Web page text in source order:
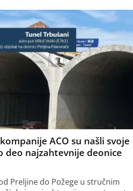
ACO su našli svoje
deo najzahtevnije deonice
Preljine do Požege u stručnim